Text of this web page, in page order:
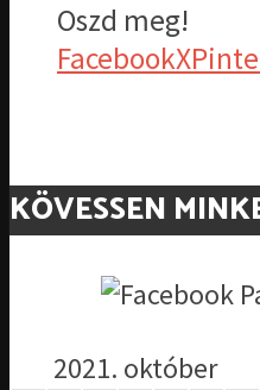
Oszd meg!
FacebookX
KÖVESSEN
2021. október